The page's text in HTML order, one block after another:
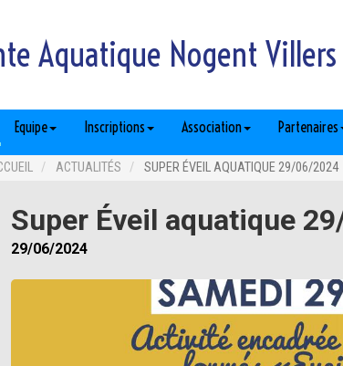
Aquatique Nogent Villers
Equipe Inscriptions Association Partenaires
ACTUALITÉS SUPER ÉVEIL AQUATIQUE 29/06/2024
Super Éveil aquatique
29/06/2024